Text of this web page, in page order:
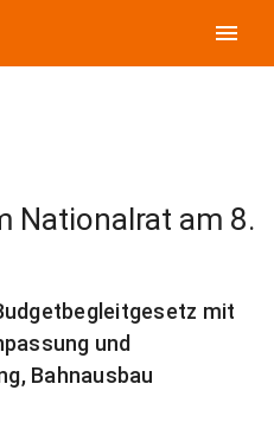
menu
Nationalrat am 8.
mit
und
Bahnausbau